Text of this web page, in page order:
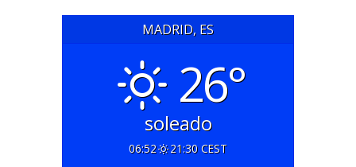
MADRID, ES
26°
soleado
06:52 21:30 CEST